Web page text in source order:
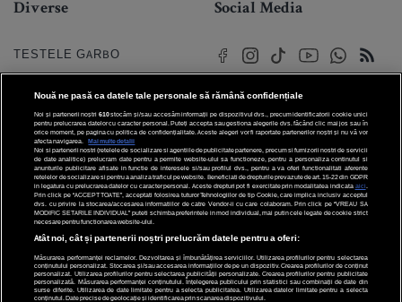
Diverse
TESTELE GARBO
HOROSCOP
HOROSCOPUL IUBIRII
FORUMURI
TRATAMENTE NATURISTE
DICTIONARE NUME
Social Media
© 2026 Internet Corp SRL
Toate drepturile rezervate
Nouă ne pasă ca datele tale personale să rămână confidențiale
Noi și partenerii noștri 610stocăm și/sau accesăm informații pe dispozitivul dvs., precum identificatorii cookie unici
pentru prelucrarea datelor cu caracter personal. Puteți accepta sau gestiona alegerile dvs. făcând clic mai jos sau în
orice moment, pe pagina cu politica de confidențialitate. Aceste alegeri vor fi raportate partenerilor noștri și nu vă vor
afecta navigarea.
Mai multe detalii
Noi si partenerii nostri (retelele de socializare si agentiile de publicitate partenere, precum si furnizorii nostri de servicii
de date analitice) prelucram date pentru a permite website-ului sa functioneze, pentru a personaliza continutul si
anunturile publicitare afisate in functie de interesele si/sau profilul dvs., pentru a va oferi functionalitati aferente
retelelor de socializare si pentru a analiza traficul pe website. Beneficiati de drepturile prevazute de art. 15-22 din GDPR
in legatura cu prelucrarea datelor cu caracter personal. Aceste drepturi pot fi exercitate prin modalitatea indicata aici
Prin click pe “ACCEPT TOATE”, acceptati folosirea tuturor Tehnologiilor de tip Cookie, care implica inclusiv acceptul
dvs. cu privire la stocarea/accesarea informatiilor de catre Vendor-ii cu care colaboram. Prin click pe “VREAU SA
MODIFIC SETARILE INDIVIDUAL” puteti schimba preferintele in mod individual, mai putin cele legate de cookie strict
necesare pentru functionarea website-ului.
Atât noi, cât și partenerii noștri prelucrăm datele pentru a oferi:
Măsurarea performanței reclamelor. Dezvoltarea și îmbunătățirea serviciilor. Utilizarea profilurilor pentru selectarea
conținutului personalizat. Stocarea și/sau accesarea informațiilor de pe un dispozitiv. Crearea profilurilor de conținut
personalizat. Utilizarea profilurilor pentru selectarea publicității personalizate. Crearea profilurilor pentru publicitate
personalizată. Măsurarea performanței conținutului. Înțelegerea publicului prin statistici sau combinații de date din
surse diferite. Utilizarea de date limitate pentru a selecta publicitatea. Utilizarea datelor limitate pentru a selecta
conținutul. Date precise de geolocație și identificarea prin scanarea dispozitivului.